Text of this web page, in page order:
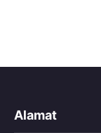
Alamat